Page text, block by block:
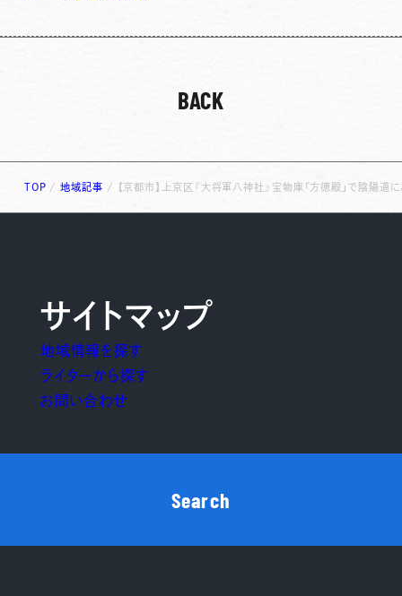
BACK
TOP /地域記事 / 【京都市】上京区『大将軍八神社』宝物庫「方徳殿」で陰陽道
サイトマップ
地域情報を探す
ライターから探す
お問い合わせ
Search